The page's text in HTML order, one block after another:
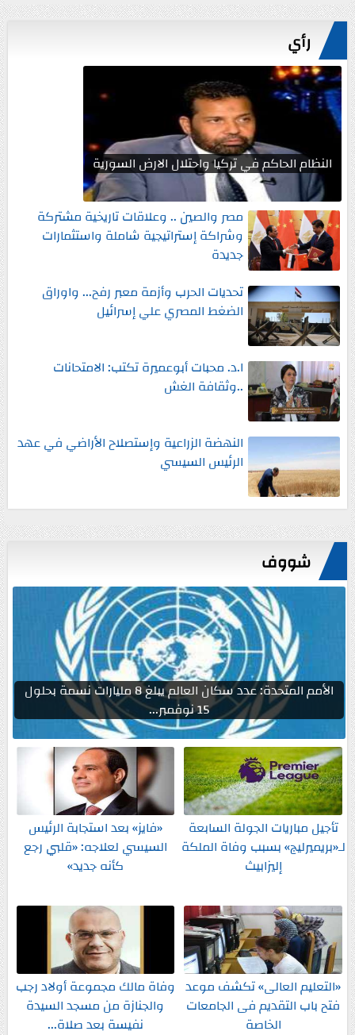
رأي
النظام الحاكم في تركيا واحتلال الارض السورية
مصر والصين .. وعلاقات تاريخية مشتركة
وشراكة إستراتيجية شاملة واستثمارات
جديدة
تحديات الحرب وأزمة معبر رفح... واوراق
الضغط المصري علي إسرائيل
ا.د. محبات أبوعميرة تكتب: الامتحانات
..وثقافة الغش
النهضة الزراعية وإستصلاح الأراضي في عهد
الرئيس السيسي
شووف
الأمم المتحدة: عدد سكان العالم يبلغ 8 مليارات نسمة بحلول
15 نوفمبر...
تأجيل مباريات الجولة السابعة
لـ«بريميرليج» بسبب وفاة الملكة
إليزابيث
«فايز» بعد استجابة الرئيس
السيسي لعلاجه: «قلبي رجع
كأنه جديد»
«التعليم العالى» تكشف موعد
فتح باب التقديم فى الجامعات
الخاصة
وفاة مالك مجموعة أولاد رجب
والجنازة من مسجد السيدة
نفيسة بعد صلاة...